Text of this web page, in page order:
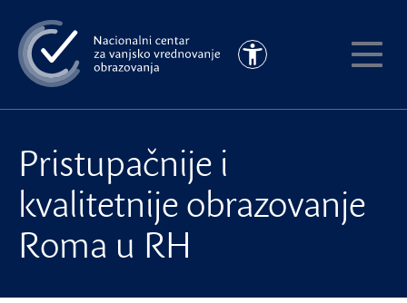
na
glavni
sadržaj
Pristupačnost
Pristupačnije i
kvalitetnije obrazovanje
Roma u RH